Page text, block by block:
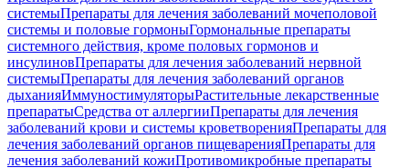
системыПрепараты для лечения заболеваний мочеполовой
системы и половые гормоныГормональные препараты
системного действия, кроме половых гормонов и
инсулиновПрепараты для лечения заболеваний нервной
системыПрепараты для лечения заболеваний органов
дыханияИммуностимуляторыРастительные лекарственные
препаратыСредства от аллергииПрепараты для лечения
заболеваний крови и системы кроветворенияПрепараты для
лечения заболеваний органов пищеваренияПрепараты для
лечения заболеваний кожиПротивомикробные препараты